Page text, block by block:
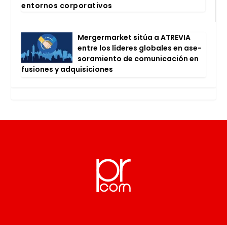
entor­nos cor­po­ra­ti­vos
Mer­ger­mar­ket sitúa a ATRE­VIA
entre los líde­res glo­ba­les en ase­
so­ra­mien­to de comu­ni­ca­ción en
fusio­nes y adqui­si­cio­nes